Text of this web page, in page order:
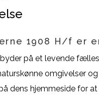
1908 H/f er
på et levende
omgivelser
dens hjemmeside for